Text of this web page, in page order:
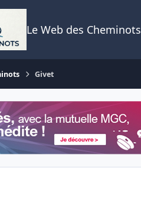
Le Web des Cheminots
Givet